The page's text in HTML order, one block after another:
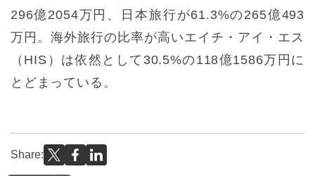
296億2054万円、日本旅行が61.3%の265億493
万円。海外旅行の比率が高いエイチ・アイ・エス
（HIS）は依然として30.5%の118億1586万円に
とどまっている。
Share: